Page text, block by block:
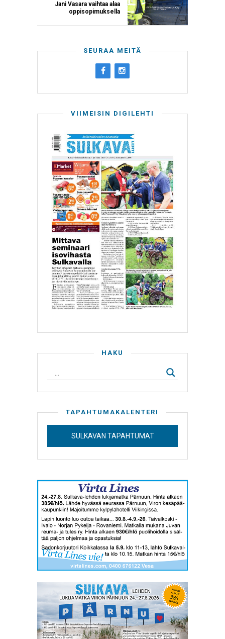
Jani Vasara vaihtaa alaa
oppisopimuksella
SEURAA MEITÄ
VIIMEISIN DIGILEHTI
HAKU
TAPAHTUMAKALENTERI
SULKAVAN TAPAHTUMAT